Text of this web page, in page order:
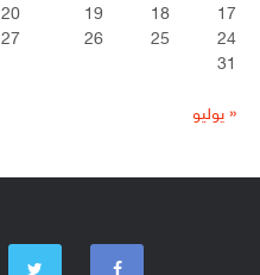
17
18
19
20
24
25
26
27
31
« يوليو